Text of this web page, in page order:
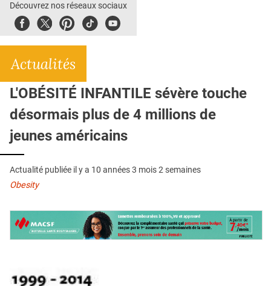
E-REVUE SAD
THÉMA
CRÉDITS
Découvrez nos réseaux sociaux
FacebookTwitterPinterest
TiktokYoubute
Actualités
L'OBÉSITÉ INFANTILE sévère touche
désormais plus de 4 millions de
jeunes américains
Actualité publiée il y a 10 années 3 mois 2 semaines
Obesity